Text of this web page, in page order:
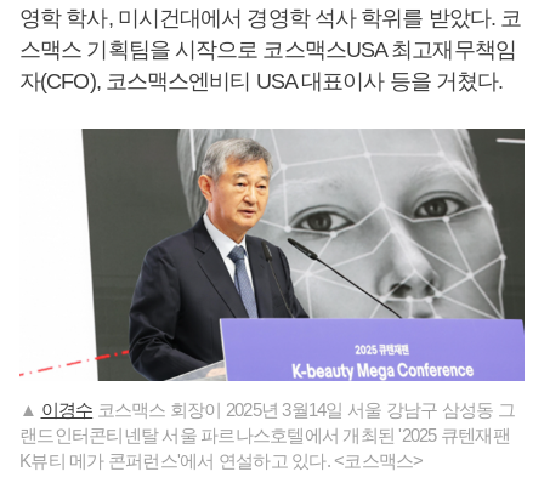
영학 학사, 미시건대에서 경영학 석사 학위를 받았다. 코
스맥스 기획팀을 시작으로 코스맥스USA 최고재무책임
자(CFO), 코스맥스엔비티 USA 대표이사 등을 거쳤다.
▲ 이경수 코스맥스 회장이 2025년 3월14일 서울 강남구 삼성동 그
랜드인터콘티넨탈 서울 파르나스호텔에서 개최된 '2025 큐텐재팬
K뷰티 메가 콘퍼런스'에서 연설하고 있다. <코스맥스>